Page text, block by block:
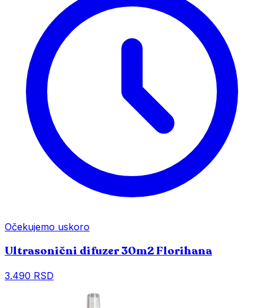
Očekujemo uskoro
Ultrasonični difuzer 30m2 Florihana
3.490 RSD